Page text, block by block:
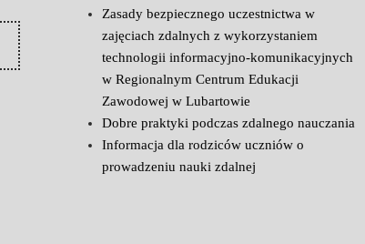
Zasady bezpiecznego uczestnictwa w
zajęciach zdalnych z wykorzystaniem
technologii informacyjno-komunikacyjnych
w Regionalnym Centrum Edukacji
Zawodowej w Lubartowie
Dobre praktyki podczas zdalnego nauczania
Informacja dla rodziców uczniów o
prowadzeniu nauki zdalnej